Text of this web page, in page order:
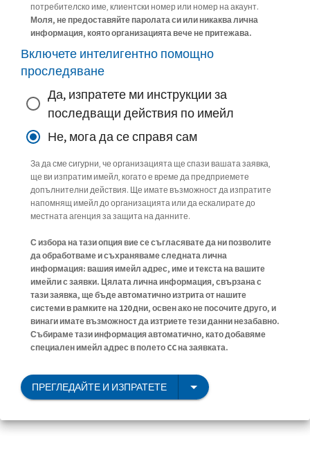
потребителско име, клиентски номер или номер на акаунт.
Моля, не предоставяйте паролата си или никаква лична
информация, която организацията вече не притежава.
Включете интелигентно помощно
проследяване
Да, изпратете ми инструкции за
последващи действия по имейл
Не, мога да се справя сам
За да сме сигурни, че организацията ще спази вашата заявка,
ще ви изпратим имейл, когато е време да предприемете
допълнителни действия. Ще имате възможност да изпратите
напомнящ имейл до организацията или да ескалирате до
местната агенция за защита на данните.
С избора на тази опция вие се съгласявате да ни позволите
да обработваме и съхраняваме следната лична
информация: вашия имейл адрес, име и текста на вашите
имейли с заявки. Цялата лична информация, свързана с
тази заявка, ще бъде автоматично изтрита от нашите
системи в рамките на 120 дни, освен ако не посочите друго, и
винаги имате възможност да изтриете тези данни незабавно.
Събираме тази информация автоматично, като добавяме
специален имейл адрес в полето CC на заявката.
ПРЕГЛЕДАЙТЕ И ИЗПРАТЕТЕ